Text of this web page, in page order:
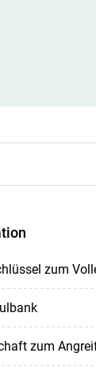
zum
zum